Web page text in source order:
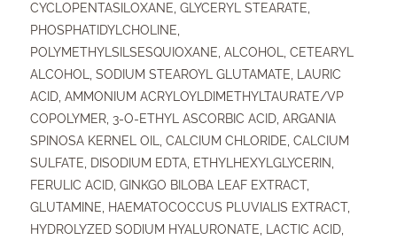
CYCLOPENTASILOXANE, GLYCERYL STEARATE,
PHOSPHATIDYLCHOLINE,
POLYMETHYLSILSESQUIOXANE, ALCOHOL, CETEARYL
ALCOHOL, SODIUM STEAROYL GLUTAMATE, LAURIC
ACID, AMMONIUM ACRYLOYLDIMETHYLTAURATE/VP
COPOLYMER, 3-O-ETHYL ASCORBIC ACID, ARGANIA
SPINOSA KERNEL OIL, CALCIUM CHLORIDE, CALCIUM
SULFATE, DISODIUM EDTA, ETHYLHEXYLGLYCERIN,
FERULIC ACID, GINKGO BILOBA LEAF EXTRACT,
GLUTAMINE, HAEMATOCOCCUS PLUVIALIS EXTRACT,
HYDROLYZED SODIUM HYALURONATE, LACTIC ACID,